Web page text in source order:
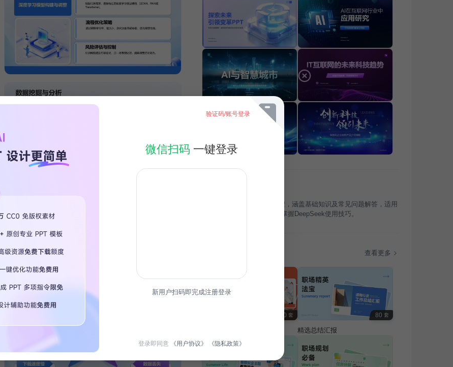
本课件为DeepSeek入门教程，涵盖基础知识及常见问题解答，适用
于教育培训行业，助您快速掌握DeepSeek使用技巧。
查看更多
100 套 80 套
精选总结汇报
验证码/账号登录
微信扫码 一键登录
新用户扫码即完成注册登录
登录即同意 《用户协议》 《隐私政策》